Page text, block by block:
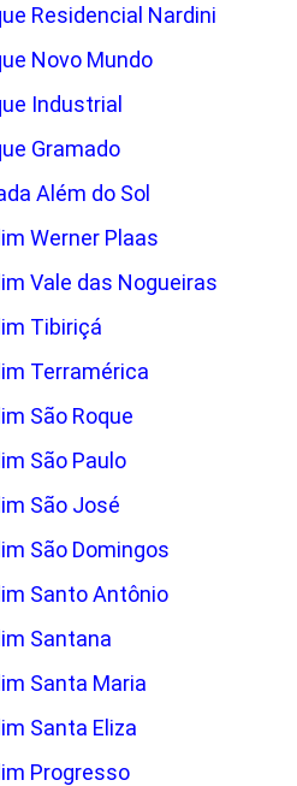
Residencial Nardini
Novo Mundo
Industrial
Gramado
Além do Sol
Werner Plaas
Vale das Nogueiras
Tibiriçá
Terramérica
São Roque
São Paulo
São José
São Domingos
Santo Antônio
Santana
Santa Maria
Santa Eliza
Progresso